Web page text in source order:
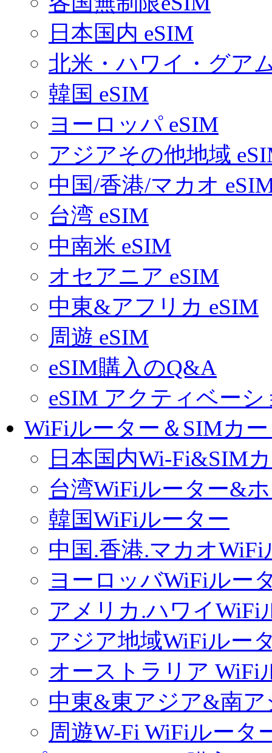
日本国内 eSIM
北米・ハワイ・グア
韓国 eSIM
ヨーロッパ eSIM
アジアその他地域
中国/香港/マカオ
台湾 eSIM
中南米 eSIM
オセアニア eSIM
中東&アフリカ eSIM
周遊 eSIM
eSIM購入のQ&A
eSIM アクティベー
WiFiルーター＆SIMカ
日本国内Wi-Fi&SIM
台湾WiFiルーター&
韓国WiFiルーター
中国.香港.マカオWiFi
ヨーロッバWiFiルー
アメリカ.ハワイWiFi
アジア地域WiFiルー
オーストラリア WiFi
中東&東アジア&南
周遊W-Fi WiFiルータ